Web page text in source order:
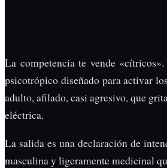
La competencia te vende
psicotrópico diseñado para activar
adulto, afilado, casi agresivo, que
eléctrica.
La salida es una declaración de
masculina y ligeramente medicinal